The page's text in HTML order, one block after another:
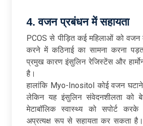
4. वजन प्रबंधन में सहायता
PCOS से पीड़ित कई महिलाओं को
करने में कठिनाई का सामना करना
प्रमुख कारण इंसुलिन रेजिस्टेंस और
है।
हालांकि Myo-Inositol कोई वजन घटाने
लेकिन यह इंसुलिन संवेदनशीलता को
मेटाबॉलिक स्वास्थ्य को सपोर्ट
अप्रत्यक्ष रूप से सहायता कर सकता